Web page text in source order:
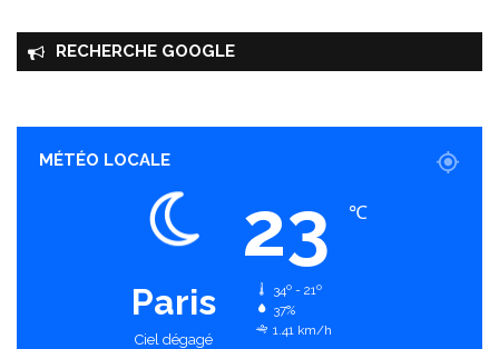
RECHERCHE GOOGLE
MÉTÉO LOCALE
Paris
Ciel dégagé
23 ℃
34º - 21º
37%
1.41 km/h